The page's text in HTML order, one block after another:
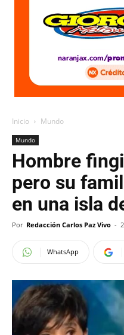
Inicio Mundo
Mundo
Hombre
pero su
en una isla
Por Redacción Carlos Paz Vivo -
WhatsApp